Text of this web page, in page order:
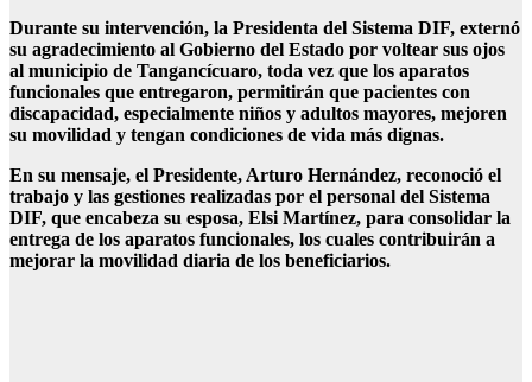
Durante su intervención, la Presidenta del Sistema DIF, externó
su agradecimiento al Gobierno del Estado por voltear sus ojos
al municipio de Tangancícuaro, toda vez que los aparatos
funcionales que entregaron, permitirán que pacientes con
discapacidad, especialmente niños y adultos mayores, mejoren
su movilidad y tengan condiciones de vida más dignas.
En su mensaje, el Presidente, Arturo Hernández, reconoció el
trabajo y las gestiones realizadas por el personal del Sistema
DIF, que encabeza su esposa, Elsi Martínez, para consolidar la
entrega de los aparatos funcionales, los cuales contribuirán a
mejorar la movilidad diaria de los beneficiarios.